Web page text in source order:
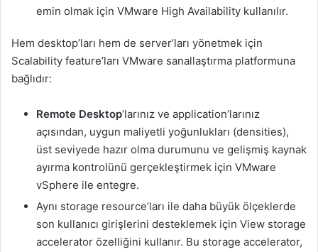
emin olmak için VMware High Availability kullanılır.
Hem desktop’ları hem de server’ları yönetmek için
Scalability feature’ları VMware sanallaştırma platformuna
bağlıdır:
Remote Desktop‘larınız ve application’larınız
açısından, uygun maliyetli yoğunlukları (densities),
üst seviyede hazır olma durumunu ve gelişmiş kaynak
ayırma kontrolünü gerçekleştirmek için VMware
vSphere ile entegre.
Aynı storage resource’ları ile daha büyük ölçeklerde
son kullanıcı girişlerini desteklemek için View storage
accelerator özelliğini kullanır. Bu storage accelerator,